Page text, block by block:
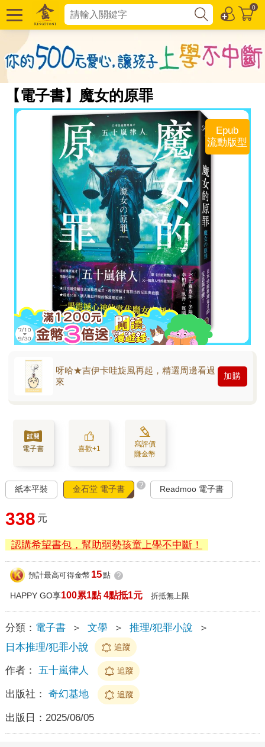
0
【電子書】魔女的原罪
Epub
流動版型
呀哈★吉伊卡哇旋風再起，精選周邊看過
來
加購
電子書 喜歡+1
寫評價
賺金幣
紙本平裝 金石堂 電子書 ? Readmoo 電子書
338 元
認購希望書包，幫助弱勢孩童上學不中斷！
預計最高可得金幣 15點 ?
HAPPY GO享100累1點 4點抵1元 折抵無上限
分類： 電子書 ＞ 文學 ＞ 推理/犯罪小說
＞
日本推理/犯罪小說
追蹤
作者： 五十嵐律人 追蹤
出版社： 奇幻基地 追蹤
出版日： 2025/06/05